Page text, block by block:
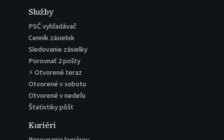
Služby
PSČ vyhľadávač
Cenník zásielok
Sledovanie zásielky
Porovnať 2 pošty
⚡ Otvorené teraz
Otvorené v sobotu
Otvorené v nedeľu
Štatistiky pôšt
Kuriéri